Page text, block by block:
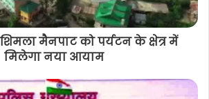
मैनपाट को पर्यटन के क्षेत्र में
मिलेगा नया आयाम